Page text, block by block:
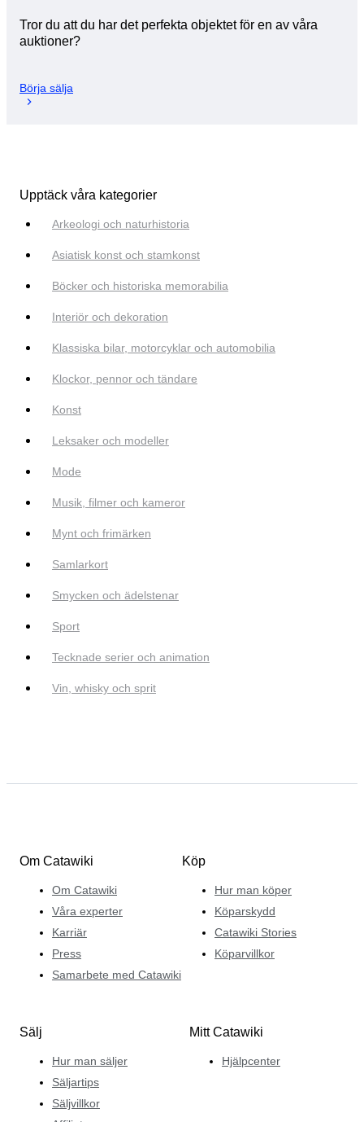
Tror du att du har det perfekta objektet för en av våra
auktioner?
Börja sälja
Upptäck våra kategorier
Arkeologi och naturhistoria
Asiatisk konst och stamkonst
Böcker och historiska memorabilia
Interiör och dekoration
Klassiska bilar, motorcyklar och automobilia
Klockor, pennor och tändare
Konst
Leksaker och modeller
Mode
Musik, filmer och kameror
Mynt och frimärken
Samlarkort
Smycken och ädelstenar
Sport
Tecknade serier och animation
Vin, whisky och sprit
Om Catawiki
Om Catawiki
Våra experter
Karriär
Press
Samarbete med Catawiki
Köp
Hur man köper
Köparskydd
Catawiki Stories
Köparvillkor
Sälj
Hur man säljer
Säljartips
Säljvillkor
Mitt Catawiki
Hjälpcenter